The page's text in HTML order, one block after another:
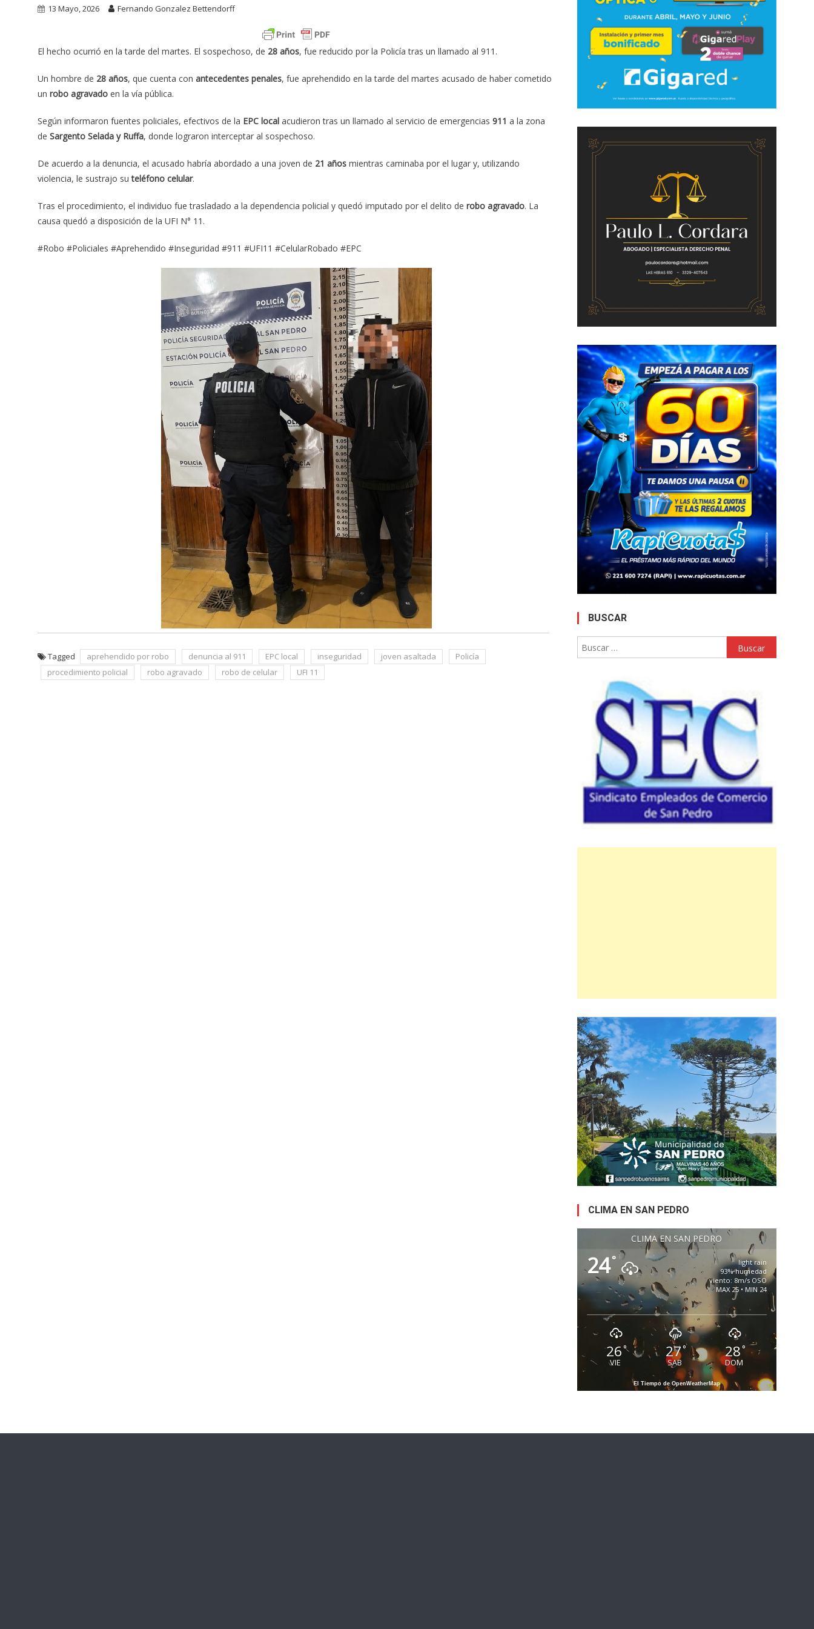
13 Mayo, 2026 Fernando Gonzalez Bettendorff
El hecho ocurrió en la tarde del martes. El sospechoso, de 28 años, fue reducido por la Policía tras un llamado al 911.
Un hombre de 28 años, que cuenta con antecedentes penales, fue aprehendido en la tarde del martes acusado de haber cometido
un robo agravado en la vía pública.
Según informaron fuentes policiales, efectivos de la EPC local acudieron tras un llamado al servicio de emergencias 911 a la zona
de Sargento Selada y Ruffa, donde lograron interceptar al sospechoso.
De acuerdo a la denuncia, el acusado habría abordado a una joven de 21 años mientras caminaba por el lugar y, utilizando
violencia, le sustrajo suteléfono celular.
Tras el procedimiento, el individuo fue trasladado a la dependencia policial y quedó imputado por el delito de robo agravado. La
causa quedó a disposición de la UFI N° 11.
#Robo #Policiales #Aprehendido #Inseguridad #911 #UFI11 #CelularRobado #EPC
Tagged aprehendido por robo denuncia al 911 EPC local inseguridad joven asaltada
Policía
procedimiento policial
robo agravado robo de celular UFI 11
BUSCAR
Buscar:
CLIMA EN SAN PEDRO
CLIMA EN SAN PEDRO
24°
light rain
93% humedad
viento: 8m/s OSO
MAX 25 • MIN 24
26°
VIE
27°
SAB
28°
DOM
El Tiempo de OpenWeatherMap